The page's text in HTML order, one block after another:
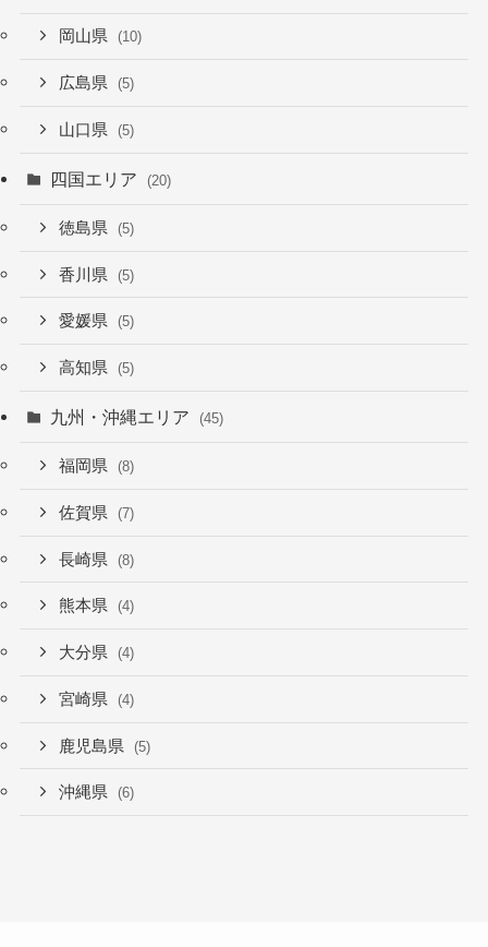
岡山県 (10)
広島県 (5)
山口県 (5)
四国エリア (20)
徳島県 (5)
香川県 (5)
愛媛県 (5)
高知県 (5)
九州・沖縄エリア (45)
福岡県 (8)
佐賀県 (7)
長崎県 (8)
熊本県 (4)
大分県 (4)
宮崎県 (4)
鹿児島県 (5)
沖縄県 (6)